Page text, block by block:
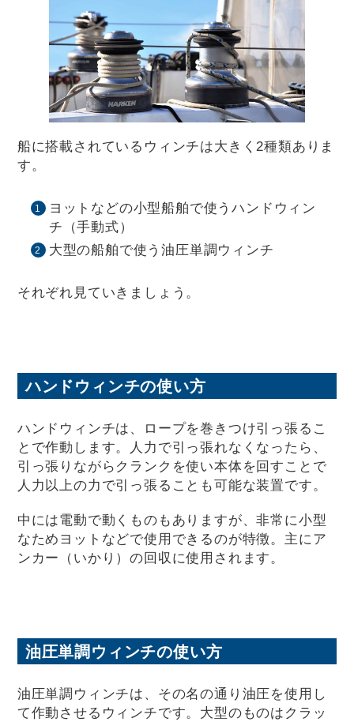
船に搭載されているウィンチは大きく2種類ありま
す。
ヨットなどの小型船舶で使うハンドウィン
チ（手動式）
大型の船舶で使う油圧単調ウィンチ
それぞれ見ていきましょう。
ハンドウィンチの使い方
ハンドウィンチは、ロープを巻きつけ引っ張るこ
とで作動します。人力で引っ張れなくなったら、
引っ張りながらクランクを使い本体を回すことで
人力以上の力で引っ張ることも可能な装置です。
中には電動で動くものもありますが、非常に小型
なためヨットなどで使用できるのが特徴。主にア
ンカー（いかり）の回収に使用されます。
油圧単調ウィンチの使い方
油圧単調ウィンチは、その名の通り油圧を使用し
て作動させるウィンチです。大型のものはクラッ